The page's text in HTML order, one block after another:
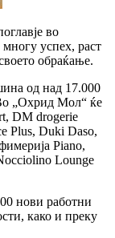
во
успех, раст
обраќање.
од над 17.000
„Охрид Мол“ ќе
DM drogerie
Plus, Duki Daso,
Piano,
Lounge
нови работни
како и преку